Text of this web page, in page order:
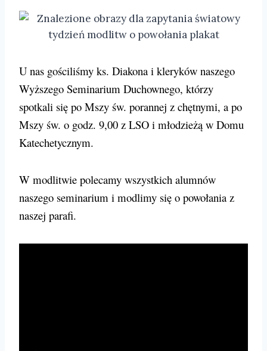
U nas gościliśmy ks. Diakona i kleryków naszego
Wyższego Seminarium Duchownego, którzy
spotkali się po Mszy św. porannej z chętnymi, a po
Mszy św. o godz. 9,00 z LSO i młodzieżą w Domu
Katechetycznym.
W modlitwie polecamy wszystkich alumnów
naszego seminarium i modlimy się o powołania z
naszej parafi.